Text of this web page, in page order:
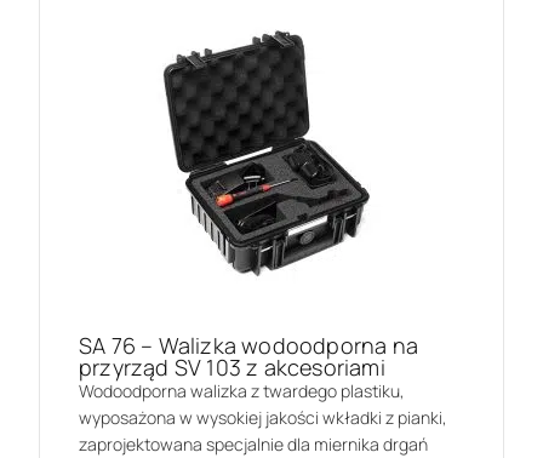
SA 76 – Walizka wodoodporna na
przyrząd SV 103 z akcesoriami
Wodoodporna walizka z twardego plastiku,
wyposażona w wysokiej jakości wkładki z pianki,
zaprojektowana specjalnie dla miernika drgań